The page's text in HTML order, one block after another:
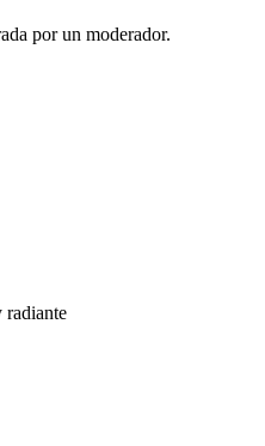
por un moderador.